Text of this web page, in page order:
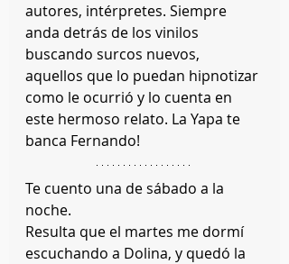
autores, intérpretes. Siempre
anda detrás de los vinilos
buscando surcos nuevos,
aquellos que lo puedan hipnotizar
como le ocurrió y lo cuenta en
este hermoso relato. La Yapa te
banca Fernando!
Te cuento una de sábado a la
noche.
Resulta que el martes me dormí
escuchando a Dolina, y quedó la